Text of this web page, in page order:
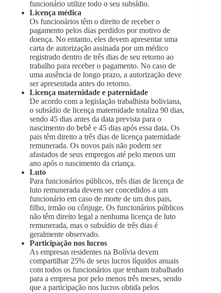
funcionário utilize todo o seu subsídio.
Licença médica
Os funcionários têm o direito de receber o
pagamento pelos dias perdidos por motivo de
doença. No entanto, eles devem apresentar uma
carta de autorização assinada por um médico
registrado dentro de três dias de seu retorno ao
trabalho para receber o pagamento. No caso de
uma ausência de longo prazo, a autorização deve
ser apresentada antes do retorno.
Licença maternidade e paternidade
De acordo com a legislação trabalhista boliviana,
o subsídio de licença maternidade totaliza 90 dias,
sendo 45 dias antes da data prevista para o
nascimento do bebê e 45 dias após essa data. Os
pais têm direito a três dias de licença paternidade
remunerada. Os novos pais não podem ser
afastados de seus empregos até pelo menos um
ano após o nascimento da criança.
Luto
Para funcionários públicos, três dias de licença de
luto remunerada devem ser concedidos a um
funcionário em caso de morte de um dos pais,
filho, irmão ou cônjuge. Os funcionários públicos
não têm direito legal a nenhuma licença de luto
remunerada, mas o subsídio de três dias é
geralmente observado.
Participação nos lucros
As empresas residentes na Bolívia devem
compartilhar 25% de seus lucros líquidos anuais
com todos os funcionários que tenham trabalhado
para a empresa por pelo menos três meses, sendo
que a participação nos lucros obtida pelos